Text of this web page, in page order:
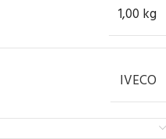
1,00 kg
IVECO